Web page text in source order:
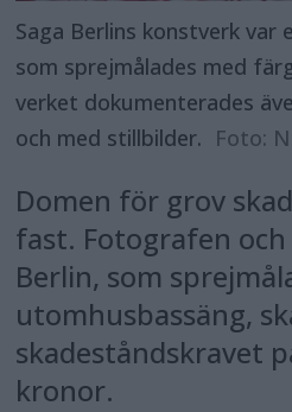
Saga Berlins konstverk var
som sprejmålades med
verket dokumenterades
och med stillbilder. Foto:
Domen för grov
fast. Fotografen
Berlin, som
utomhusbassäng,
skadeståndskravet
kronor.